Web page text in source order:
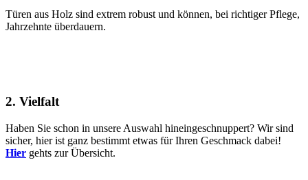
Türen aus Holz sind extrem robust und können, bei richtiger Pflege,
Jahrzehnte überdauern.
2. Vielfalt
Haben Sie schon in unsere Auswahl hineingeschnuppert? Wir sind
sicher, hier ist ganz bestimmt etwas für Ihren Geschmack dabei!
Hier gehts zur Übersicht.